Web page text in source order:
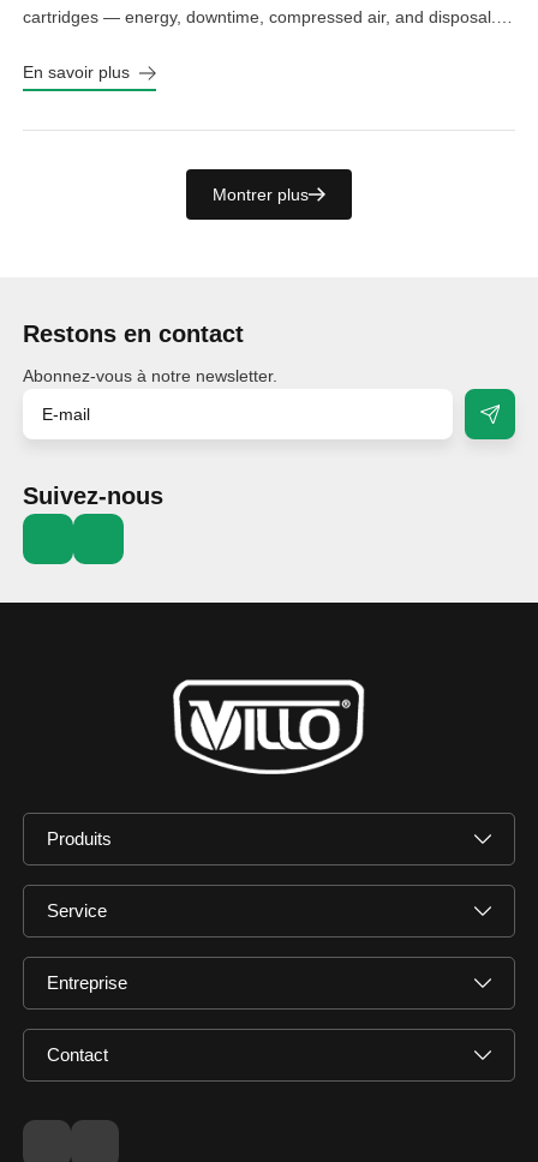
cartridges — energy, downtime, compressed air, and disposal.
En savoir plus
Montrer plus
Restons en contact
Abonnez-vous à notre newsletter.
Suivez-nous
Produits
Service
Entreprise
Contact